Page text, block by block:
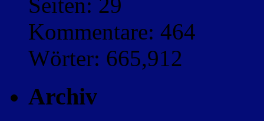
Kommentare: 464
Wörter: 665,912
Archiv